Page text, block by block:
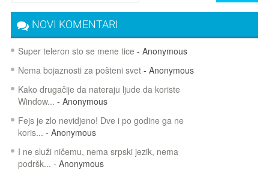
NOVI KOMENTARI
Super teleron sto se mene tice - Anonymous
Nema bojaznosti za pošteni svet- Anonymous
Kako drugačije da nateraju ljude da koriste
Window... - Anonymous
Fejs je zlo nevidjeno! Dve i po godine ga ne
koris... - Anonymous
I ne služi ničemu, nema srpski jezik, nema
podršk... - Anonymous